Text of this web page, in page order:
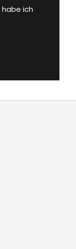
habe ich